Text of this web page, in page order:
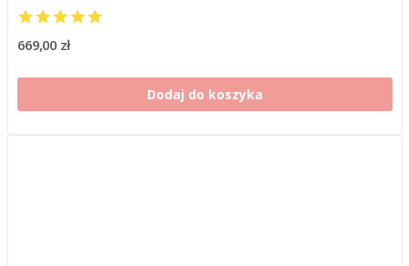
669,00 zł
Dodaj do koszyka